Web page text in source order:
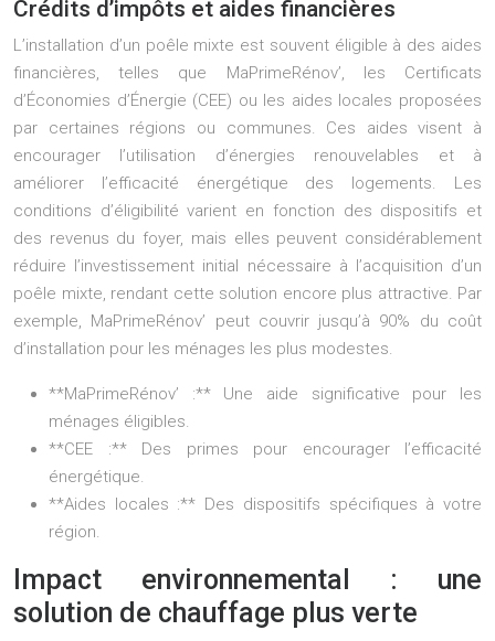
Crédits d’impôts et aides financières
L’installation d’un poêle mixte est souvent éligible à des aides
financières, telles que MaPrimeRénov’, les Certificats
d’Économies d’Énergie (CEE) ou les aides locales proposées
par certaines régions ou communes. Ces aides visent à
encourager l’utilisation d’énergies renouvelables et à
améliorer l’efficacité énergétique des logements. Les
conditions d’éligibilité varient en fonction des dispositifs et
des revenus du foyer, mais elles peuvent considérablement
réduire l’investissement initial nécessaire à l’acquisition d’un
poêle mixte, rendant cette solution encore plus attractive. Par
exemple, MaPrimeRénov’ peut couvrir jusqu’à 90% du coût
d’installation pour les ménages les plus modestes.
**MaPrimeRénov’ :** Une aide significative pour les
ménages éligibles.
**CEE :** Des primes pour encourager l’efficacité
énergétique.
**Aides locales :** Des dispositifs spécifiques à votre
région.
Impact environnemental : une
solution de chauffage plus verte